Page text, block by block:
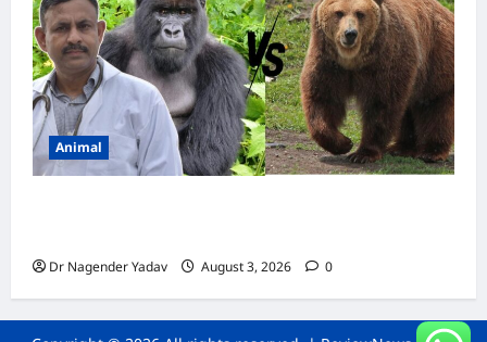
Animal
Dr Nagender Yadav August 3, 2026 0